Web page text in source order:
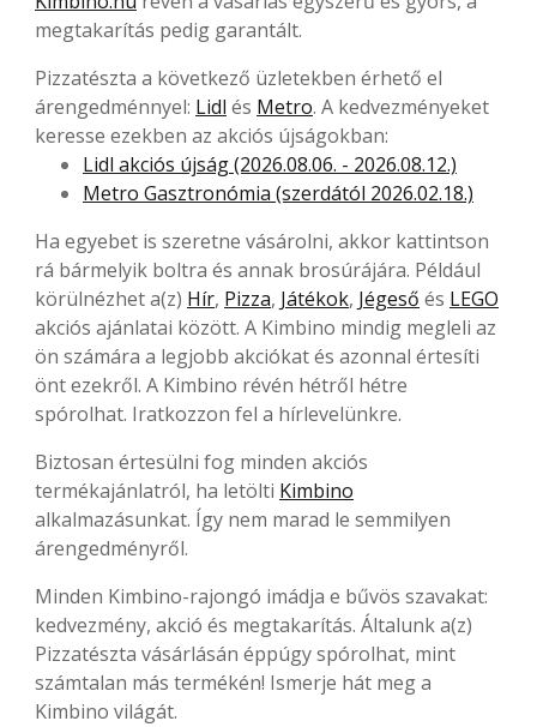
megtakarítás pedig garantált.
Pizzatészta a következő üzletekben érhető el
árengedménnyel: Lidl és Metro. A kedvezményeket
keresse ezekben az akciós újságokban:
Lidl akciós újság (2026.08.06. - 2026.08.12.)
Metro Gasztronómia (szerdától 2026.02.18.)
Ha egyebet is szeretne vásárolni, akkor kattintson
rá bármelyik boltra és annak brosúrájára. Például
körülnézhet a(z) Hír, Pizza, Játékok, Jégeső és LEGO
akciós ajánlatai között. A Kimbino mindig megleli az
ön számára a legjobb akciókat és azonnal értesíti
önt ezekről. A Kimbino révén hétről hétre
spórolhat. Iratkozzon fel a hírlevelünkre.
Biztosan értesülni fog minden akciós
termékajánlatról, ha letölti Kimbino
alkalmazásunkat. Így nem marad le semmilyen
árengedményről.
Minden Kimbino-rajongó imádja e bűvös szavakat:
kedvezmény, akció és megtakarítás. Általunk a(z)
Pizzatészta vásárlásán éppúgy spórolhat, mint
számtalan más termékén! Ismerje hát meg a
Kimbino világát.